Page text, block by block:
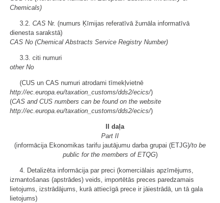
Chemicals)
3.2. CAS Nr. (numurs Ķīmijas referatīvā žurnāla informatīvā
dienesta sarakstā)
CAS No (Chemical Abstracts Service Registry Number)
3.3. citi numuri
other No
(CUS un CAS numuri atrodami tīmekļvietnē
http://ec.europa.eu/taxation_customs/dds2/ecics/)
(CAS and CUS numbers can be found on the website
http://ec.europa.eu/taxation_customs/dds2/ecics/)
II daļa
Part II
(informācija Ekonomikas tarifu jautājumu darba grupai (ETJG)/to be
public for the members of ETQG)
4. Detalizēta informācija par preci (komerciālais apzīmējums,
izmantošanas (apstrādes) veids, importētās preces paredzamais
lietojums, izstrādājums, kurā attiecīgā prece ir jāiestrādā, un tā gala
lietojums)